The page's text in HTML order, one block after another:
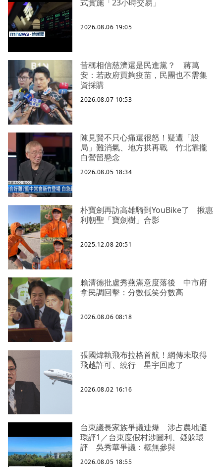
式實施「23小時交易」
2026.08.06 19:05
昔稱相信慈濟還是民進黨？ 蔣萬
安：若政府買夠疫苗，民團也不需集
資採購
2026.08.07 10:53
陳見賢不只心痛還很怒！疑遭「設
局」難消氣、地方拱再戰 竹北靠攏
白營留懸念
2026.08.05 18:34
朴寶劍再訪高雄騎到YouBike了 揪惠
利朝聖「寶劍樹」合影
2025.12.08 20:51
賴清德批盧秀燕滿意度落後 中市府
拿民調回擊：分數低笑分數高
2026.08.06 08:18
張國煒執飛布拉格首航！網傳未取得
飛越許可、繞行 星宇回應了
2026.08.02 16:16
台東議長家族爭議連爆 涉占農地避
環評1／台東度假村涉圖利、疑躲環
評 吳秀華爭議：概無參與
2026.08.05 18:55